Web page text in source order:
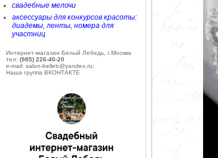
свадебные мелочи
аксессуары для конкурсов красоты:
диадемы, ленты, номера для
участниц
Интернет-магазин Белый Лебедь, г.Москва
тел: (985) 226-40-20
e-mail: salon-belleb@yandex.ru;
Наша группа ВКОНТАКТЕ